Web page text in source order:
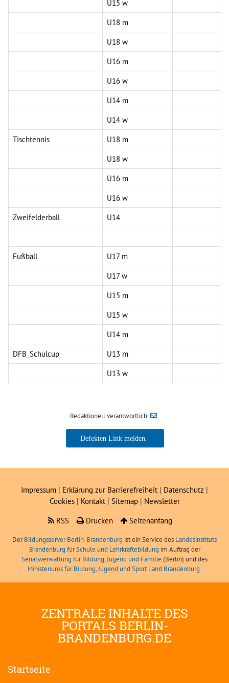
Ü15 w
U18 m
U18 w
U16 m
U16 w
U14 m
U14 w
Tischtennis
U18 m
U18 w
U16 m
U16 w
Zweifelderball
U14
Fußball
U17 m
U17 w
U15 m
U15 w
U14 m
DFB_Schulcup
U13 m
U13 w
Redaktionell verantwortlich:
Impressum | Erklärung zur Barrierefreiheit | Datenschutz |
Cookies| Kontakt | Sitemap| Newsletter
RSS
Drucken Seitenanfang
DerBildungsserver Berlin-Brandenburg ist ein Service des Landesinstituts
Brandenburg für Schule und Lehrkräftebildung im Auftrag der
Senatsverwaltung für Bildung, Jugend und Familie (Berlin) und des
Ministeriums für Bildung, Jugend und Sport Land Brandenburg.
ZENTRALE INHALTE DES
PORTALS BERLIN-
BRANDENBURG.DE
Startseite